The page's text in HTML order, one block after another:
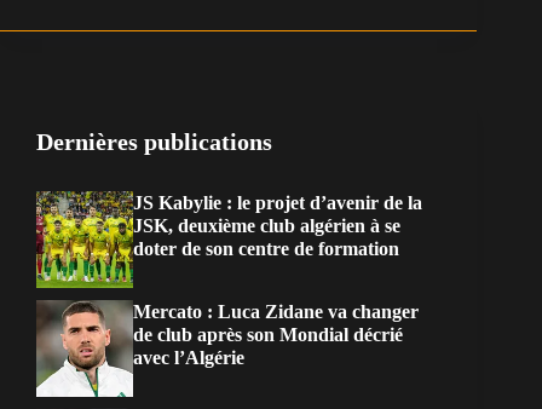
Dernières publications
JS Kabylie : le projet d’avenir de la
JSK, deuxième club algérien à se
doter de son centre de formation
Mercato : Luca Zidane va changer
de club après son Mondial décrié
avec l’Algérie